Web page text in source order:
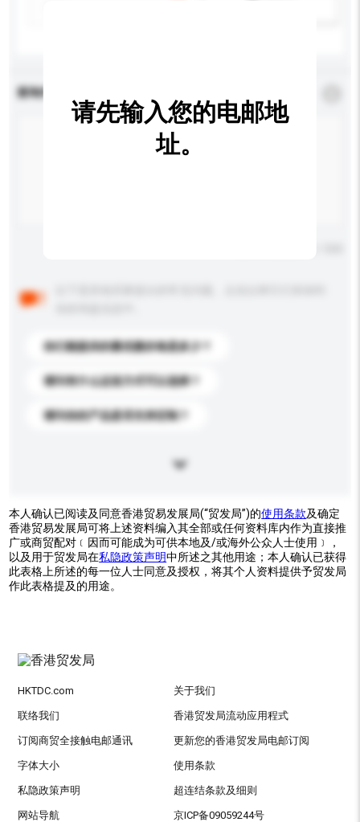
查询内容
你们能提供的最优惠价格是多少？
请问有什么运送方式可以选择？
请问你的产品是否支持定制？
请先输入您的电邮地
址。
本人确认已阅读及同意香港贸易发展局(“贸发局”)的使用条款及确定
香港贸易发展局可将上述资料编入其全部或任何资料库内作为直接推
广或商贸配对﹝因而可能成为可供本地及/或海外公众人士使用﹞，
以及用于贸发局在私隐政策声明中所述之其他用途；本人确认已获得
此表格上所述的每一位人士同意及授权，将其个人资料提供予贸发局
作此表格提及的用途。
HKTDC.com 关于我们
联络我们 香港贸发局流动应用程式
订阅商贸全接触电邮通讯 更新您的香港贸发局电邮订阅
字体大小 使用条款
私隐政策声明 超连结条款及细则
网站导航 京ICP备09059244号